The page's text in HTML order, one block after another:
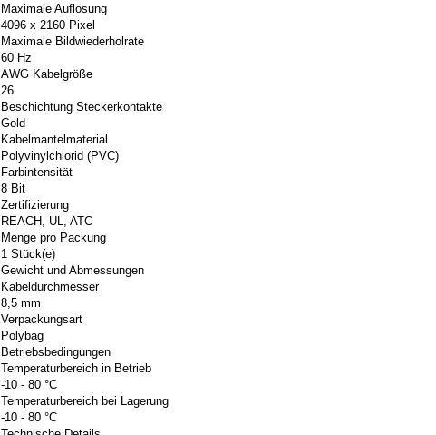
Maximale Auflösung
4096 x 2160 Pixel
Maximale Bildwiederholrate
60 Hz
AWG Kabelgröße
26
Beschichtung Steckerkontakte
Gold
Kabelmantelmaterial
Polyvinylchlorid (PVC)
Farbintensität
8 Bit
Zertifizierung
REACH, UL, ATC
Menge pro Packung
1 Stück(e)
Gewicht und Abmessungen
Kabeldurchmesser
8,5 mm
Verpackungsart
Polybag
Betriebsbedingungen
Temperaturbereich in Betrieb
-10 - 80 °C
Temperaturbereich bei Lagerung
-10 - 80 °C